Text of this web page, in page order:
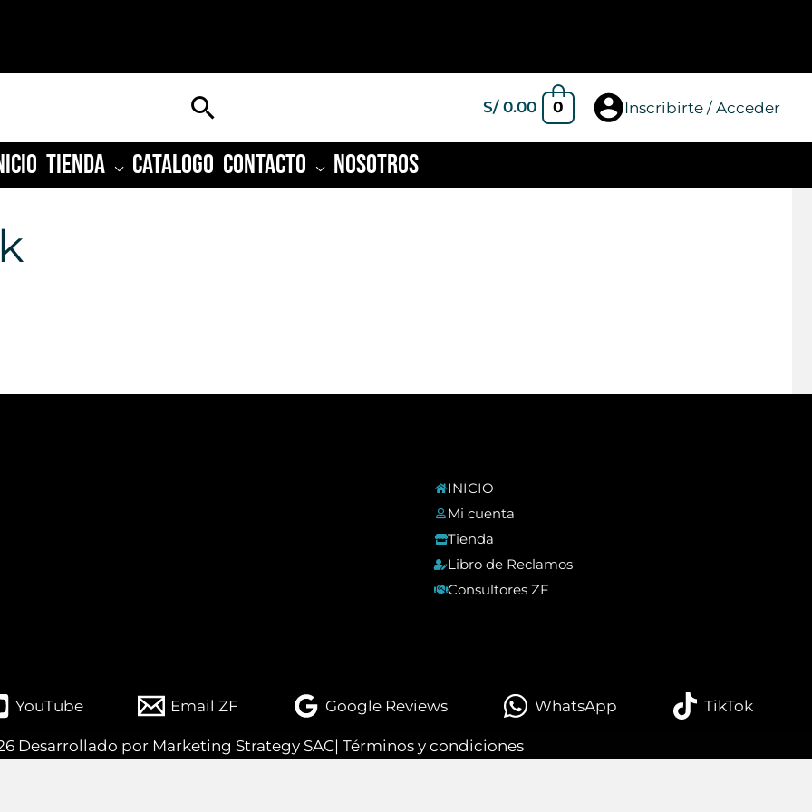
Buscar S/0.00 0 Inscribirte / Acceder
TIENDA CATALOGO CONTACTO NOSOTROS
INICIO
Mi cuenta
Tienda
Libro de Reclamos
Consultores ZF
YouTube Email ZF Google Reviews WhatsApp TikTok
Desarrollado por Marketing Strategy SAC| Términos y condiciones